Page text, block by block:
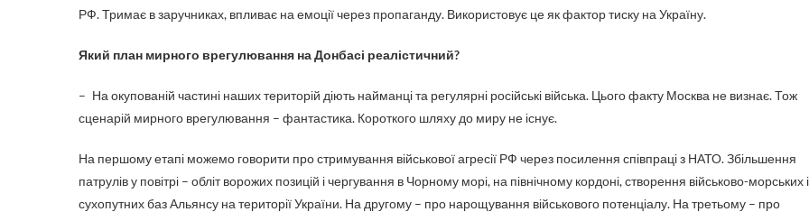
РФ. Тримає в заручниках, впливає на емоції через пропаганду. Використовує це як фактор тиску на Україну.
Який план мирного врегулювання на Донбасі реалістичний?
– На окупованій частині наших територій діють найманці та регулярні російські війська. Цього факту Москва не визнає. Тож
сценарій мирного врегулювання – фантастика. Короткого шляху до миру не існує.
На першому етапі можемо говорити про стримування військової агресії РФ через посилення співпраці з НАТО. Збільшення
патрулів у повітрі – обліт ворожих позицій і чергування в Чорному морі, на північному кордоні, створення військово-морських і
сухопутних баз Альянсу на території України. На другому – про нарощування військового потенціалу. На третьому – про